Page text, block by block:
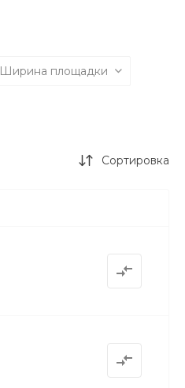
Ширина площадки
Сортировка